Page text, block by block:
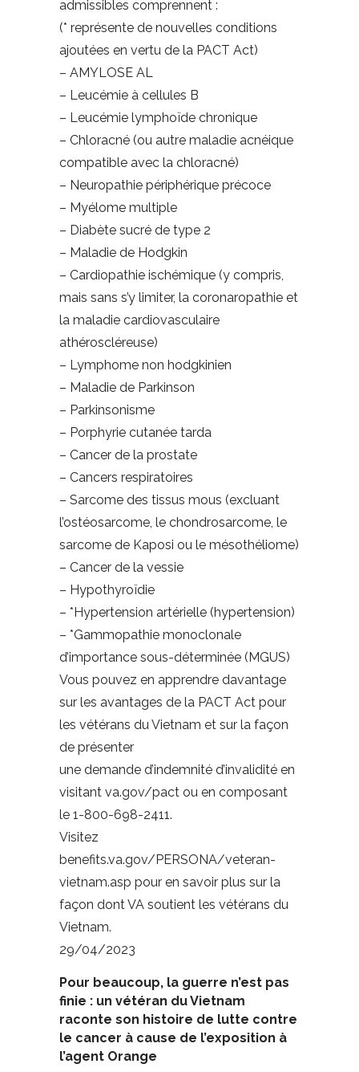
admissibles comprennent :
(* représente de nouvelles conditions
ajoutées en vertu de la PACT Act)
– AMYLOSE AL
– Leucémie à cellules B
– Leucémie lymphoïde chronique
– Chloracné (ou autre maladie acnéique
compatible avec la chloracné)
– Neuropathie périphérique précoce
– Myélome multiple
– Diabète sucré de type 2
– Maladie de Hodgkin
– Cardiopathie ischémique (y compris,
mais sans s’y limiter, la coronaropathie et
la maladie cardiovasculaire
athéroscléreuse)
– Lymphome non hodgkinien
– Maladie de Parkinson
– Parkinsonisme
– Porphyrie cutanée tarda
– Cancer de la prostate
– Cancers respiratoires
– Sarcome des tissus mous (excluant
l’ostéosarcome, le chondrosarcome, le
sarcome de Kaposi ou le mésothéliome)
– Cancer de la vessie
– Hypothyroïdie
– *Hypertension artérielle (hypertension)
– *Gammopathie monoclonale
d’importance sous-déterminée (MGUS)
Vous pouvez en apprendre davantage
sur les avantages de la PACT Act pour
les vétérans du Vietnam et sur la façon
de présenter
une demande d’indemnité d’invalidité en
visitant va.gov/pact ou en composant
le 1-800-698-2411.
Visitez
benefits.va.gov/PERSONA/veteran-
vietnam.asp pour en savoir plus sur la
façon dont VA soutient les vétérans du
Vietnam.
29/04/2023
Pour beaucoup, la guerre n’est pas
finie : un vétéran du Vietnam
raconte son histoire de lutte contre
le cancer à cause de l’exposition à
l’agent Orange